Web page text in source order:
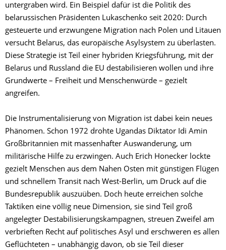
untergraben wird. Ein Beispiel dafür ist die Politik des
belarussischen Präsidenten Lukaschenko seit 2020: Durch
gesteuerte und erzwungene Migration nach Polen und Litauen
versucht Belarus, das europäische Asylsystem zu überlasten.
Diese Strategie ist Teil einer hybriden Kriegsführung, mit der
Belarus und Russland die EU destabilisieren wollen und ihre
Grundwerte – Freiheit und Menschenwürde – gezielt
angreifen.
Die Instrumentalisierung von Migration ist dabei kein neues
Phänomen. Schon 1972 drohte Ugandas Diktator Idi Amin
Großbritannien mit massenhafter Auswanderung, um
militärische Hilfe zu erzwingen. Auch Erich Honecker lockte
gezielt Menschen aus dem Nahen Osten mit günstigen Flügen
und schnellem Transit nach West-Berlin, um Druck auf die
Bundesrepublik auszuüben. Doch heute erreichen solche
Taktiken eine völlig neue Dimension, sie sind Teil groß
angelegter Destabilisierungskampagnen, streuen Zweifel am
verbrieften Recht auf politisches Asyl und erschweren es allen
Geflüchteten – unabhängig davon, ob sie Teil dieser